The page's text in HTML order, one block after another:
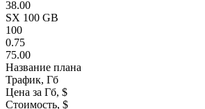
38.00
SX 100 GB
100
0.75
75.00
Название плана
Трафик, Гб
Цена за Гб, $
Стоимость, $